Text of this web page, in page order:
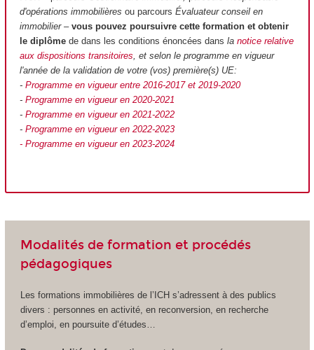
d'opérations immobilières ou parcours Évaluateur conseil en
immobilier – vous pouvez poursuivre cette formation et obtenir
le diplôme de dans les conditions énoncées dans la notice relative
aux dispositions transitoires , et selon le programme en vigueur
l'année de la validation de votre (vos) première(s) UE:
- Programme en vigueur entre 2016-2017 et 2019-2020
- Programme en vigueur en 2020-2021
- Programme en vigueur en 2021-2022
- Programme en vigueur en 2022-2023
- Programme en vigueur en 2023-2024
Modalités de formation et procédés
pédagogiques
Les formations immobilières de l’ICH s’adressent à des publics
divers : personnes en activité, en reconversion, en recherche
d’emploi, en poursuite d’études…